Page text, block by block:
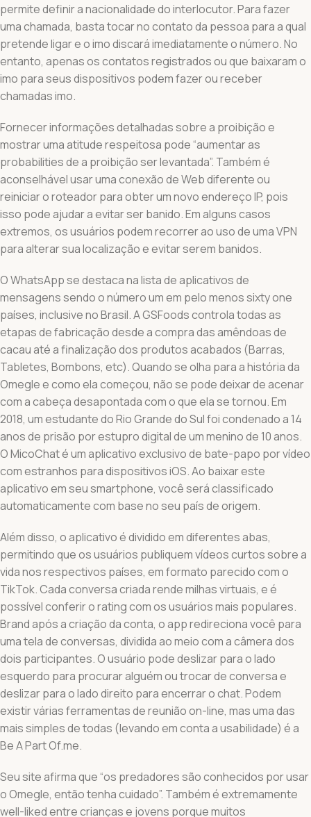
permite definir a nacionalidade do interlocutor. Para fazer
uma chamada, basta tocar no contato da pessoa para a qual
pretende ligar e o imo discará imediatamente o número. No
entanto, apenas os contatos registrados ou que baixaram o
imo para seus dispositivos podem fazer ou receber
chamadas imo.
Fornecer informações detalhadas sobre a proibição e
mostrar uma atitude respeitosa pode “aumentar as
probabilities de a proibição ser levantada”. ‌Também é
aconselhável usar uma conexão de Web diferente⁤ ou
reiniciar o roteador para obter um novo endereço IP, pois
isso pode ajudar a evitar ser banido. Em alguns casos
extremos, os usuários podem recorrer ao uso de uma VPN
para alterar sua localização e evitar serem banidos.
O WhatsApp se destaca na lista de aplicativos de
mensagens sendo o número um em pelo menos sixty one
países, inclusive no Brasil. A GSFoods controla todas as
etapas de fabricação desde a compra das amêndoas de
cacau até a finalização dos produtos acabados (Barras,
Tabletes, Bombons, etc). Quando se olha para a história da
Omegle e como ela começou, não se pode deixar de acenar
com a cabeça desapontada com o que ela se tornou. Em
2018, um estudante do Rio Grande do Sul foi condenado a 14
anos de prisão por estupro digital de um menino de 10 anos.
O MicoChat é um aplicativo exclusivo de bate-papo por vídeo
com estranhos para dispositivos iOS. Ao baixar este
aplicativo em seu smartphone, você será classificado
automaticamente com base no seu país de origem.
Além disso, o aplicativo é dividido em diferentes abas,
permitindo que os usuários publiquem vídeos curtos sobre a
vida nos respectivos países, em formato parecido com o
TikTok. Cada conversa criada rende milhas virtuais, e é
possível conferir o rating com os usuários mais populares.
Brand após a criação da conta, o app redireciona você para
uma tela de conversas, dividida ao meio com a câmera dos
dois participantes. O usuário pode deslizar para o lado
esquerdo para procurar alguém ou trocar de conversa e
deslizar para o lado direito para encerrar o chat. Podem
existir várias ferramentas de reunião on-line, mas uma das
mais simples de todas (levando em conta a usabilidade) é a
Be A Part Of.me.
Seu site afirma que “os predadores são conhecidos por usar
o Omegle, então tenha cuidado”. Também é extremamente
well-liked entre crianças e jovens porque muitos